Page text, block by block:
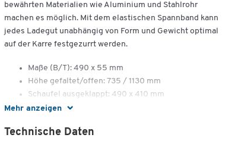
Mehr anzeigen
bewährten Materialien wie Aluminium und Stahlrohr
machen es möglich. Mit dem elastischen Spannband kann
jedes Ladegut unabhängig von Form und Gewicht optimal
auf der Karre festgezurrt werden.
Maße (B/T): 490 x 55 mm
Höhe gefaltet/offen: 735 / 1130 mm
Schaufel ausgeklappt: 490 x 410 mm
Tragkraft: 125 kg
5 Jahre Garantie
Technische Daten